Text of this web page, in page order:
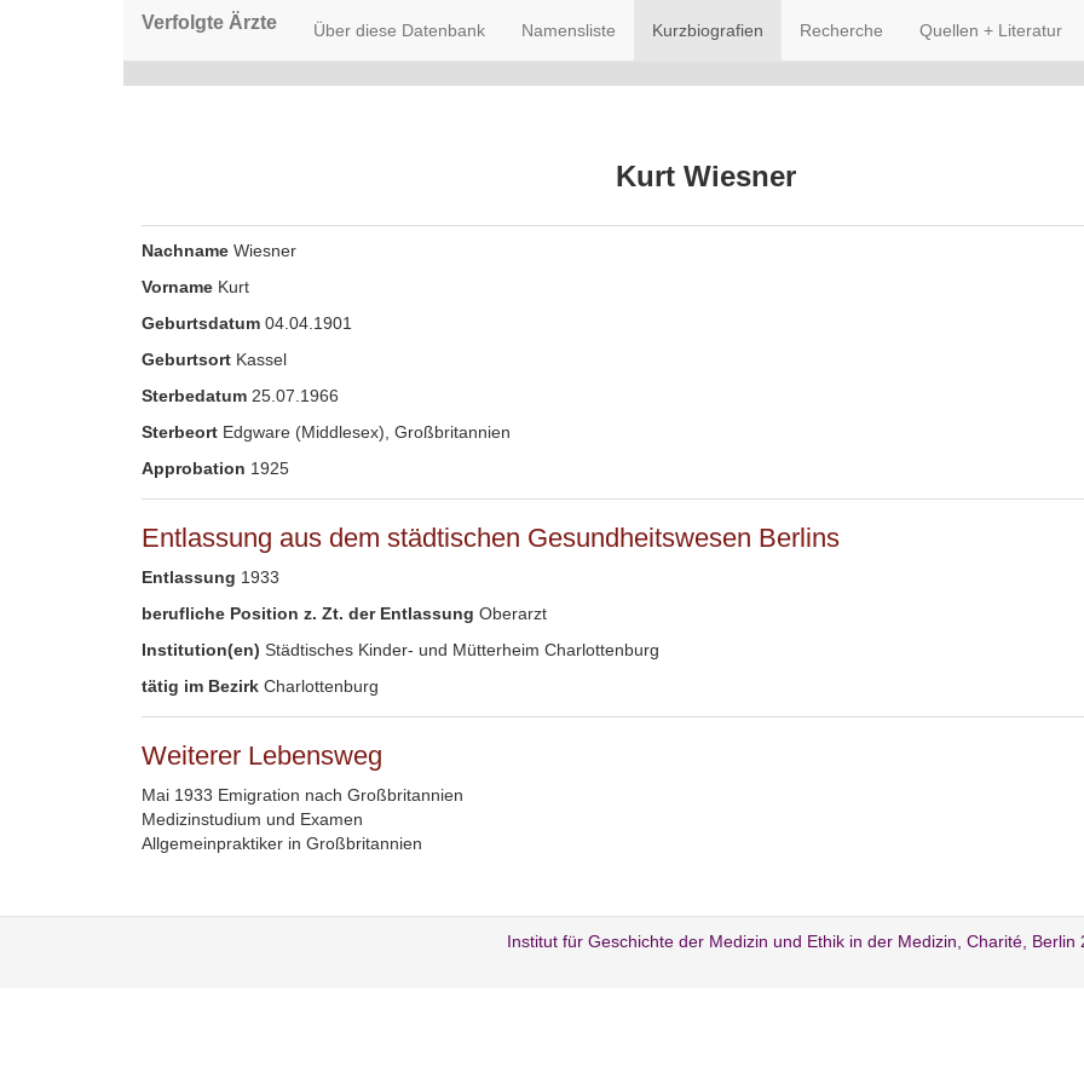
Verfolgte Ärzte Über diese Datenbank Namensliste Kurzbiografien Recherche Quellen + Literatur
Kurt Wiesner
Nachname Wiesner
Vorname Kurt
Geburtsdatum 04.04.1901
Geburtsort Kassel
Sterbedatum 25.07.1966
Sterbeort Edgware (Middlesex), Großbritannien
Approbation 1925
Entlassung aus dem städtischen Gesundheitswesen Berlins
Entlassung 1933
berufliche Position z. Zt. der Entlassung Oberarzt
Institution(en) Städtisches Kinder- und Mütterheim Charlottenburg
tätig im Bezirk Charlottenburg
Weiterer Lebensweg
Mai 1933 Emigration nach Großbritannien
Medizinstudium und Examen
Allgemeinpraktiker in Großbritannien
Institut für Geschichte der Medizin und Ethik in der Medizin, Charité, Berlin